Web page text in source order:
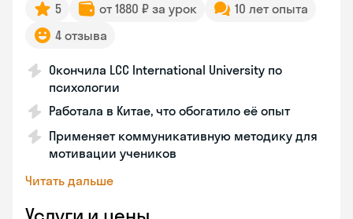
5 от 1880 ₽ за урок
10 лет опыта
4 отзыва
Окончила LCC International University по
психологии
Работала в Китае, что обогатило её опыт
Применяет коммуникативную методику для
мотивации учеников
Читать дальше